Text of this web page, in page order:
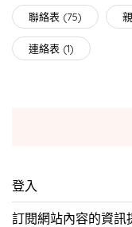
聯絡表 (75)
連絡表 (1)
登入
訂閱網站內容的資訊